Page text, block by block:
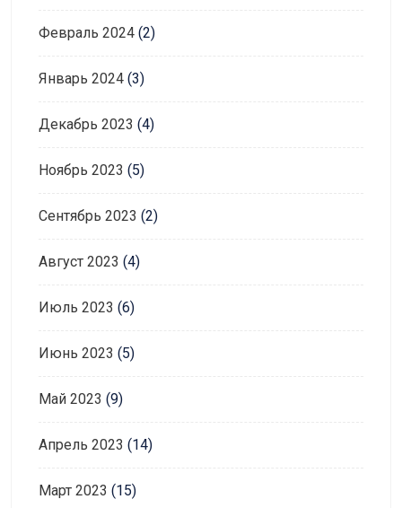
Февраль 2024 (2)
Январь 2024 (3)
Декабрь 2023 (4)
Ноябрь 2023 (5)
Сентябрь 2023 (2)
Август 2023 (4)
Июль 2023 (6)
Июнь 2023 (5)
Май 2023 (9)
Апрель 2023 (14)
Март 2023 (15)